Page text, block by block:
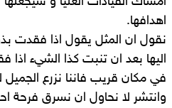
اهدافها.
نقول ان المثل يقول اذا فقدت
اليها بعد ان تنبت كذا الشيء اذا
في مكان قريب فاننا نزرع الجميل
وانتشر لا نحاول ان نسرق فرحة